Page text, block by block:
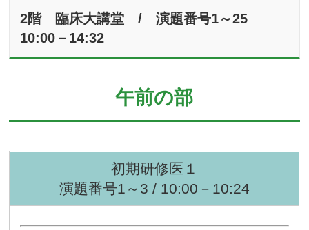
2階 臨床大講堂 / 演題番号1～25
10:00－14:32
午前の部
初期研修医１
演題番号1～3 / 10:00－10:24